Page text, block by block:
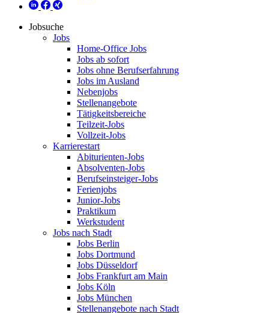
Jobsuche
Jobs
Home-Office Jobs
Jobs ab sofort
Jobs ohne Berufserfahrung
Jobs im Ausland
Nebenjobs
Stellenangebote
Tätigkeitsbereiche
Teilzeit-Jobs
Vollzeit-Jobs
Karrierestart
Abiturienten-Jobs
Absolventen-Jobs
Berufseinsteiger-Jobs
Ferienjobs
Junior-Jobs
Praktikum
Werkstudent
Jobs nach Stadt
Jobs Berlin
Jobs Dortmund
Jobs Düsseldorf
Jobs Frankfurt am Main
Jobs Köln
Jobs München
Stellenangebote nach Stadt